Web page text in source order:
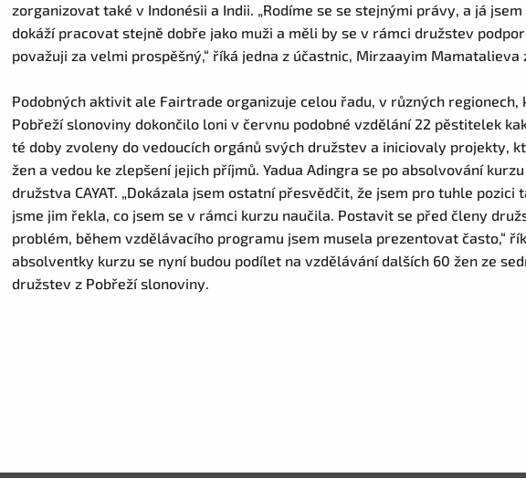
zorganizovat také v Indonésii a Indii. „Rodíme se se stejnými právy, a já
dokáží pracovat stejně dobře jako muži a měli by se v rámci družstev
považuji za velmi prospěšný,“ říká jedna z účastnic, Mirzaayim Mamatalieva
Podobných aktivit ale Fairtrade organizuje celou řadu, v různých regionech,
Pobřeží slonoviny dokončilo loni v červnu podobné vzdělání 22 pěstitelek
té doby zvoleny do vedoucích orgánů svých družstev a iniciovaly projekty,
žen a vedou ke zlepšení jejich příjmů. Yadua Adingra se po absolvování
družstva CAYAT. „Dokázala jsem ostatní přesvědčit, že jsem pro tuhle pozici
jsme jim řekla, co jsem se v rámci kurzu naučila. Postavit se před členy
problém, během vzdělávacího programu jsem musela prezentovat často,“
absolventky kurzu se nyní budou podílet na vzdělávání dalších 60 žen ze
družstev z Pobřeží slonoviny.